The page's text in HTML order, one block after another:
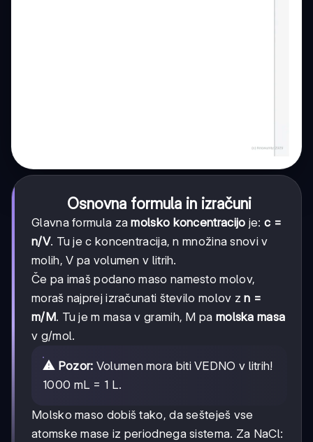
Osnovna formula in izračuni
Glavna formula zamolsko koncentracijo je: c =
n/V. Tu je c koncentracija, n množina snovi v
molih, V pa volumen v litrih.
Če pa imaš podano maso namesto molov,
moraš najprej izračunati število molov zn =
m/M. Tu je m masa v gramih, M pa molska masa
v g/mol.
⚠️ Pozor: Volumen mora biti VEDNO v litrih!
1000 mL = 1 L.
Molsko maso dobiš tako, da sešteješ vse
atomske mase iz periodnega sistema. Za NaCl: